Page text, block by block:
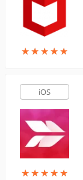
★★★★★
★★★★★
iOS
★★★★★
★★★★★